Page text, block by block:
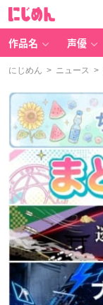
作品名 声優
にじめん > ニュース >